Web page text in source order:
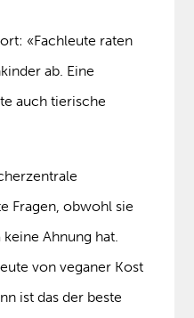
«Fachleute raten
ab. Eine
auch tierische
Fragen, obwohl sie
Ahnung hat.
von veganer Kost
ist das der beste